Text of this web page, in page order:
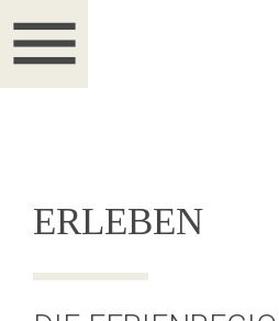
menu
ERLEBEN